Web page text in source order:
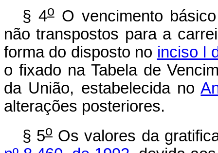
§ 4oO vencimento
não transpostos para a
forma do disposto no inciso I
o fixado na Tabela de
da União, estabelecida no
alterações posteriores.
§ 5o Os valores da